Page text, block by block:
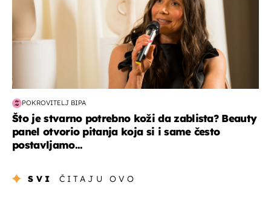
POKROVITELJ BIPA
Što je stvarno potrebno koži da zablista? Beauty
panel otvorio pitanja koja si i same često
postavljamo...
SVI ČITAJU OVO